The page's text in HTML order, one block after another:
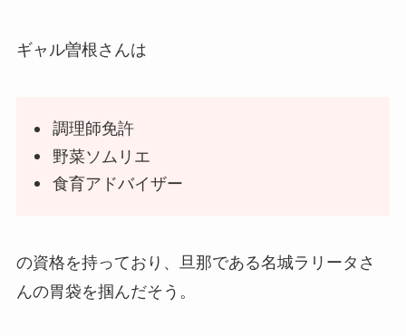
ギャル曽根さんは
調理師免許
野菜ソムリエ
食育アドバイザー
の資格を持っており、旦那である名城ラリータさ
んの胃袋を掴んだそう。